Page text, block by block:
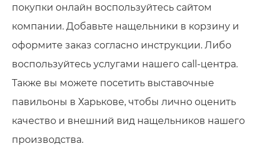
покупки онлайн воспользуйтесь сайтом
компании. Добавьте нащельники в корзину и
оформите заказ согласно инструкции. Либо
воспользуйтесь услугами нашего call-центра.
Также вы можете посетить выставочные
павильоны в Харькове, чтобы лично оценить
качество и внешний вид нащельников нашего
производства.